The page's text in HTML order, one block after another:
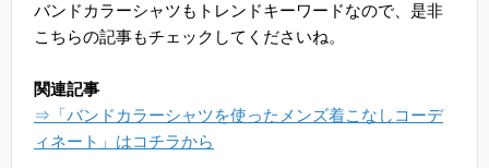
バンドカラーシャツもトレンドキーワードなので、是非
こちらの記事もチェックしてくださいね。
関連記事
⇒「バンドカラーシャツを使ったメンズ着こなしコーデ
ィネート」はコチラから